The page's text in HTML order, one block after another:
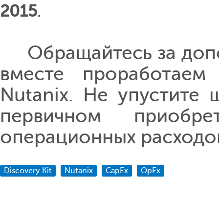
2015.
Обращайтесь за
вместе
Nutanix. Не упустите
первичном
операционных
Discovery Kit Nutanix CapEx OpEx